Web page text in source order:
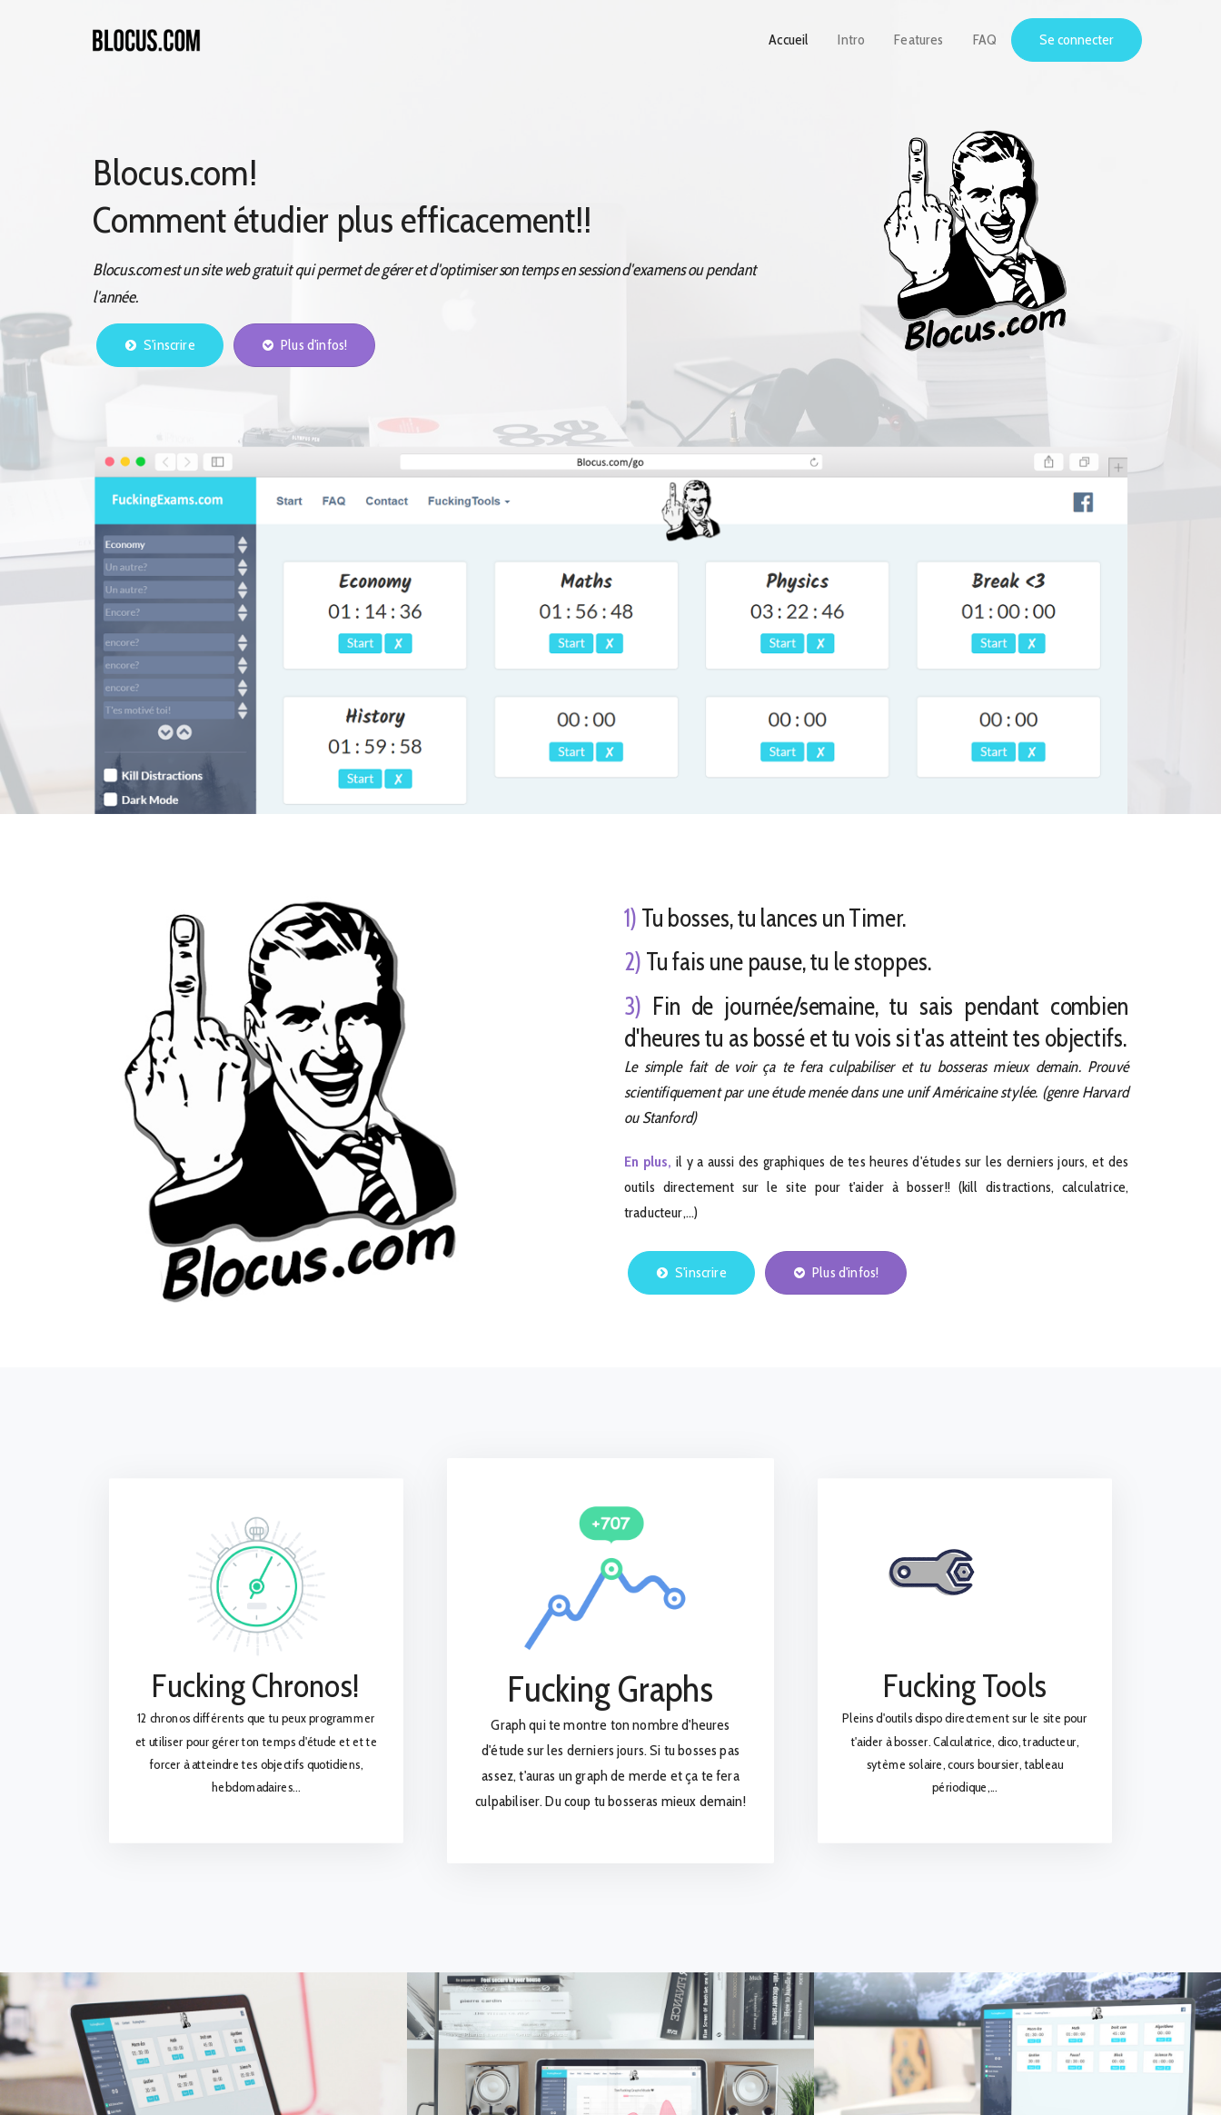
Accueil Intro Features FAQ Se connecter
Blocus.com!
Comment étudier plus efficacement!!
Blocus.com est un site web gratuit qui permet de gérer et d'optimiser son temps en session d'examens ou pendant
l'année.
S'inscrire Plus d'infos!
1) Tu bosses, tu lances un Timer.
2) Tu fais une pause, tu le stoppes.
3) Fin de journée/semaine, tu sais pendant combien
d'heures tu as bossé et tu vois si t'as atteint tes objectifs.
Le simple fait de voir ça te fera culpabiliser et tu bosseras mieux demain. Prouvé
scientifiquement par une étude menée dans une unif Américaine stylée. (genre Harvard
ou Stanford)
En plus, il y a aussi des graphiques de tes heures d'études sur les derniers jours, et des
outils directement sur le site pour t'aider à bosser!! (kill distractions, calculatrice,
traducteur,...)
S'inscrire Plus d'infos!
Fucking Chronos!
12 chronos différents que tu peux programmer
et utiliser pour gérer ton temps d'étude et et te
forcer à atteindre tes objectifs quotidiens,
hebdomadaires...
Fucking Graphs
Graph qui te montre ton nombre d'heures
d'étude sur les derniers jours. Si tu bosses pas
assez, t'auras un graph de merde et ça te fera
culpabiliser. Du coup tu bosseras mieux demain!
Fucking Tools
Pleins d'outils dispo directement sur le site pour
t'aider à bosser. Calculatrice, dico, traducteur,
sytème solaire, cours boursier, tableau
périodique,...